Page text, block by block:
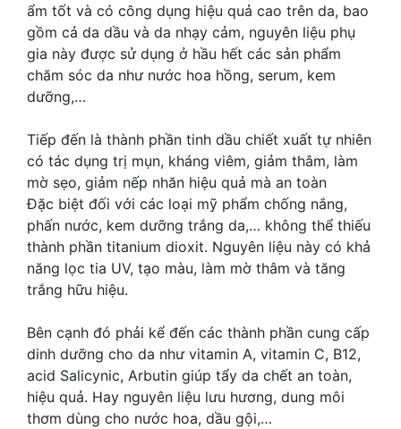
ẩm tốt và có công dụng hiệu quả cao trên da, bao
gồm cả da dầu và da nhạy cảm, nguyên liệu phụ
gia này được sử dụng ở hầu hết các sản phẩm
chăm sóc da như nước hoa hồng, serum, kem
dưỡng,…
Tiếp đến là thành phần tinh dầu chiết xuất tự nhiên
có tác dụng trị mụn, kháng viêm, giảm thâm, làm
mờ sẹo, giảm nếp nhăn hiệu quả mà an toàn
Đặc biệt đối với các loại mỹ phẩm chống nắng,
phấn nước, kem dưỡng trắng da,… không thể thiếu
thành phần titanium dioxit. Nguyên liệu này có khả
năng lọc tia UV, tạo màu, làm mờ thâm và tăng
trắng hữu hiệu.
Bên cạnh đó phải kể đến các thành phần cung cấp
dinh dưỡng cho da như vitamin A, vitamin C, B12,
acid Salicynic, Arbutin giúp tẩy da chết an toàn,
hiệu quả. Hay nguyên liệu lưu hương, dung môi
thơm dùng cho nước hoa, dầu gội,…